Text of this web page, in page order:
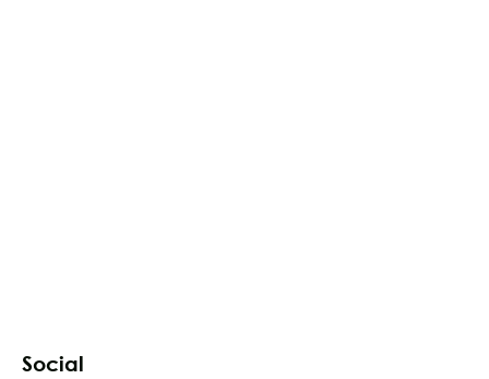
Social